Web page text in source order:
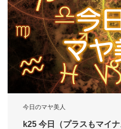
今日のマヤ美人
k25 今日（プラスもマイ